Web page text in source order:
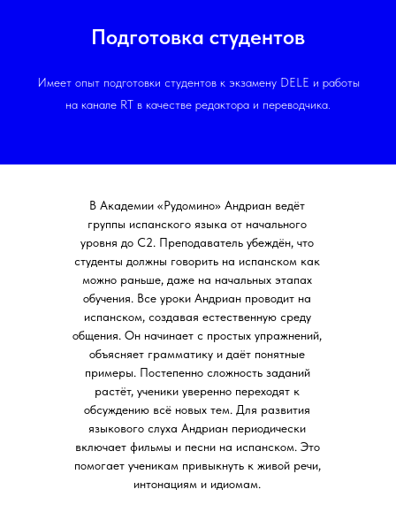
Подготовка студентов
Имеет опыт подготовки студентов к экзамену DELE и работы
на канале RT в качестве редактора и переводчика.
В Академии «Рудомино» Андриан ведёт
группы испанского языка от начального
уровня до С2. Преподаватель убеждён, что
студенты должны говорить на испанском как
можно раньше, даже на начальных этапах
обучения. Все уроки Андриан проводит на
испанском, создавая естественную среду
общения. Он начинает с простых упражнений,
объясняет грамматику и даёт понятные
примеры. Постепенно сложность заданий
растёт, ученики уверенно переходят к
обсуждению всё новых тем. Для развития
языкового слуха Андриан периодически
включает фильмы и песни на испанском. Это
помогает ученикам привыкнуть к живой речи,
интонациям и идиомам.